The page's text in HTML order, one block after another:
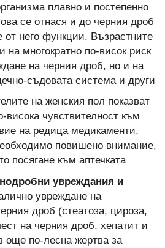
плавно и постепенно
се отнася и до черния дроб
от него функции. Възрастните
на многократно по-висок риск
на черния дроб, но и на
съдовата система и други
на женския пол показват
висока чувствителност към
на редица медикаменти,
повишено внимание,
посягане към аптечката
увреждания и
увреждане на
дроб (стеатоза, цироза,
на черния дроб, хепатит и
още по-лесна жертва за